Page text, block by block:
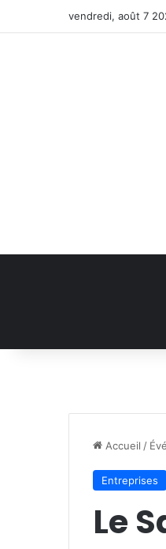
vendredi, août 7
Accueil /
Entreprises
Le